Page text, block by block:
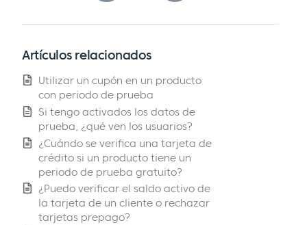
Artículos relacionados
Utilizar un cupón en un producto
con periodo de prueba
Si tengo activados los datos de
prueba, ¿qué ven los usuarios?
¿Cuándo se verifica una tarjeta de
crédito si un producto tiene un
periodo de prueba gratuito?
¿Puedo verificar el saldo activo de
la tarjeta de un cliente o rechazar
tarjetas prepago?